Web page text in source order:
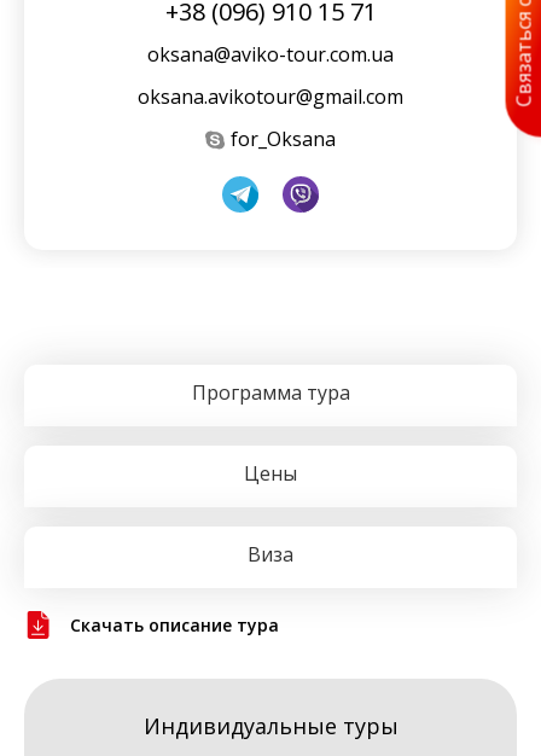
+38 (096) 910 15 71
oksana@aviko-tour.com.ua
oksana.avikotour@gmail.com
for_Oksana
Программа тура
Цены
Виза
Скачать описание тура
Индивидуальные туры